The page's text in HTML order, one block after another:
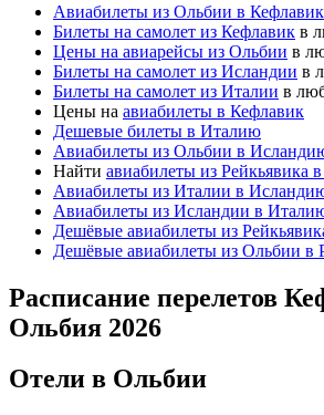
Авиабилеты из Ольбии в Кефлавик
Билеты на самолет из Кефлавик в
Цены на авиарейсы из Ольбии в
Билеты на самолет из Исландии в
Билеты на самолет из Италии в
Цены на авиабилеты в Кефлавик
Дешевые билеты в Италию
Авиабилеты из Ольбии в
Найти авиабилеты из Рейкьявика
Авиабилеты из Италии в
Авиабилеты из Исландии в
Дешёвые авиабилеты из
Дешёвые авиабилеты из Ольбии в
Расписание перелетов
Ольбия 2026
Отели в Ольбии